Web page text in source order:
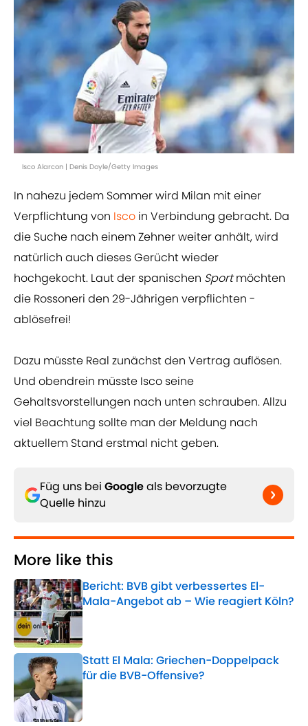
Isco Alarcon | Denis Doyle/Getty Images
In nahezu jedem Sommer wird Milan mit einer
Verpflichtung von Isco in Verbindung gebracht. Da
die Suche nach einem Zehner weiter anhält, wird
natürlich auch dieses Gerücht wieder
hochgekocht. Laut der spanischen Sportmöchten
die Rossoneri den 29-Jährigen verpflichten -
ablösefrei!
Dazu müsste Real zunächst den Vertrag auflösen.
Und obendrein müsste Isco seine
Gehaltsvorstellungen nach unten schrauben. Allzu
viel Beachtung sollte man der Meldung nach
aktuellem Stand erstmal nicht geben.
Füg uns bei Googleals bevorzugte
Quelle hinzu
More like this
Bericht: BVB gibt verbessertes El-
Mala-Angebot ab – Wie reagiert Köln?
Published by on Invalid Date
Statt El Mala: Griechen-Doppelpack
für die BVB-Offensive?
Published by on Invalid Date